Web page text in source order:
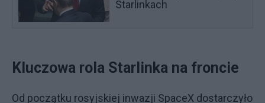
Starlinkach
Kluczowa rola Starlinka na froncie
Od początku rosyjskiej inwazji SpaceX dostarczyło